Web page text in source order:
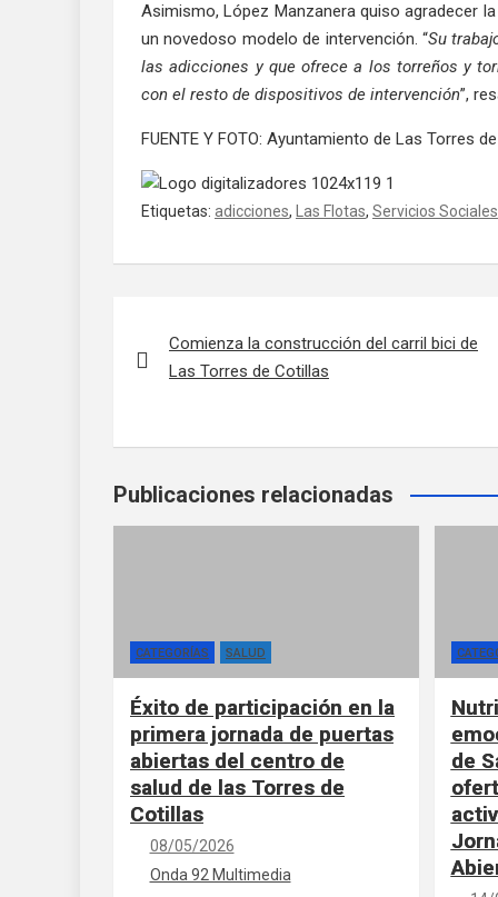
Asimismo, López Manzanera quiso agradecer
un novedoso modelo de intervención. “Su
las adicciones y que ofrece a los torreños y
con el resto de dispositivos de intervención”,
FUENTE Y FOTO: Ayuntamiento de Las Torres
Etiquetas: adicciones, Las Flotas, Servicios Sociales
Comienza la construcción del carril bici de
Las Torres de Cotillas
Publicaciones relacionadas
CATEGORÍAS SALUD
Éxito de participación en la
primera jornada de puertas
abiertas del centro de
salud de las Torres de
Cotillas
08/05/2026
Onda 92 Multimedia
de